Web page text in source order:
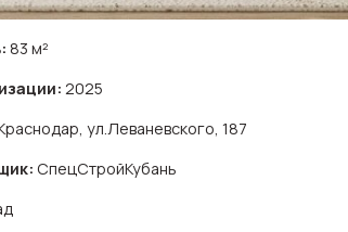
83 м²
2025
ул.Леваневского, 187
СпецСтройКубань